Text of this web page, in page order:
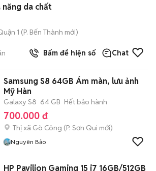
năng da chất
1 (P. Bến Thành mới)
Bấm để hiện số Chat
Samsung S8 64GB Ám màn, lưu ảnh
Mỹ Hàn
Galaxy S8 64 GB Hết bảo hành
700.000 đ
Thị xã Gò Công (P. Sơn Qui mới)
Nguyên Bảo
HP Pavilion Gaming 15 i7 16GB/512GB